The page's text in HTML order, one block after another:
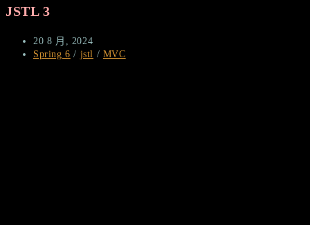
JSTL 3
Post
published:
20 8 月, 2024
Post
Spring 6 / jstl / MVC